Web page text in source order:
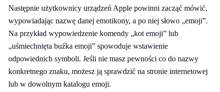
Następnie użytkownicy urządzeń Apple powinni zacząć mówić,
wypowiadając nazwę danej emotikony, a po niej słowo „emoji”.
Na przykład wypowiedzenie komendy „kot emoji” lub
„uśmiechnięta buźka emoji” spowoduje wstawienie
odpowiednich symboli. Jeśli nie masz pewności co do nazwy
konkretnego znaku, możesz ją sprawdzić na stronie internetowej
lub w dowolnym katalogu emoji.